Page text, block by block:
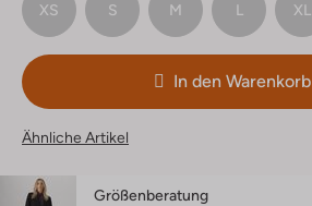
XS S M L XL
In den Warenkorb
Ähnliche Artikel
Größenberatung